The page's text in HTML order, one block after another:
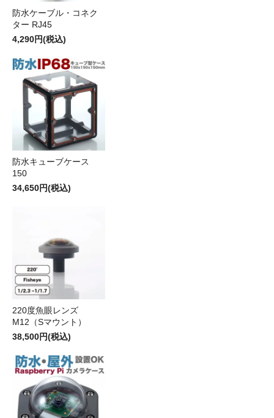
防水ケーブル・コネク
ター RJ45
4,290円(税込)
防水キューブケース
150
34,650円(税込)
220度魚眼レンズ
M12（Sマウント）
38,500円(税込)